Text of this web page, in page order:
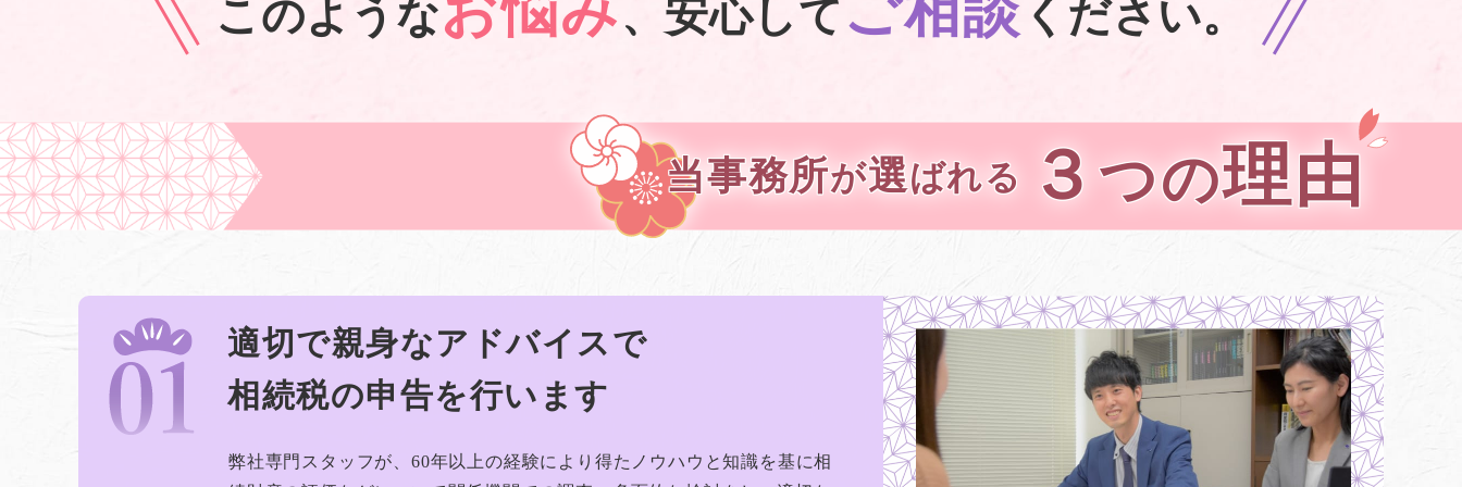
このような 、 安心して ください。
当事務所が選ばれる ３つの理由
適切で親身なアドバイスで
相続税の申告を行います
弊社専門スタッフが、60年以上の経験により得たノウハウと知識を基に相